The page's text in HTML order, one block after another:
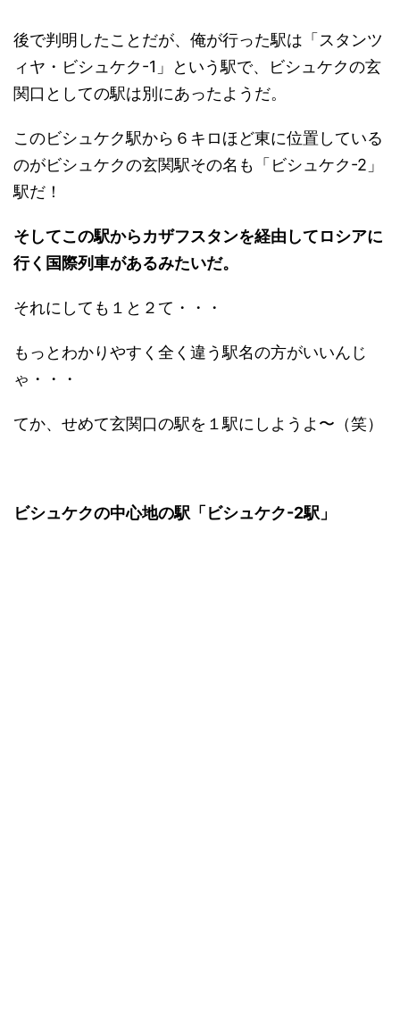
後で判明したことだが、俺が行った駅は「スタンツ
ィヤ・ビシュケク-1」という駅で、ビシュケクの玄
関口としての駅は別にあったようだ。
このビシュケク駅から６キロほど東に位置している
のがビシュケクの玄関駅その名も「ビシュケク-2」
駅だ！
そしてこの駅からカザフスタンを経由してロシアに
行く国際列車があるみたいだ。
それにしても１と２て・・・
もっとわかりやすく全く違う駅名の方がいいんじ
ゃ・・・
てか、せめて玄関口の駅を１駅にしようよ〜（笑）
ビシュケクの中心地の駅「ビシュケク-2駅」